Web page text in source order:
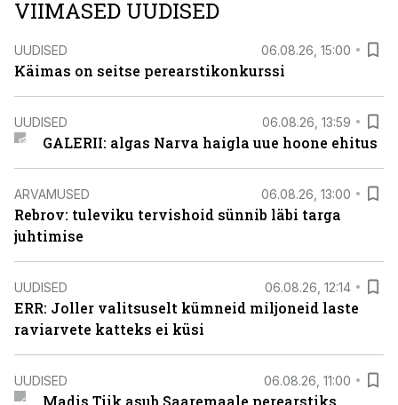
VIIMASED UUDISED
UUDISED 06.08.26, 15:00
Käimas on seitse perearstikonkurssi
UUDISED 06.08.26, 13:59
GALERII: algas Narva haigla uue hoone ehitus
ARVAMUSED 06.08.26, 13:00
Rebrov: tuleviku tervishoid sünnib läbi targa
juhtimise
UUDISED 06.08.26, 12:14
ERR: Joller valitsuselt kümneid miljoneid laste
raviarvete katteks ei küsi
UUDISED 06.08.26, 11:00
Madis Tiik asub Saaremaale perearstiks